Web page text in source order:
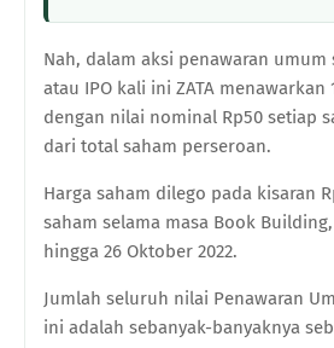
Nah, dalam aksi penawaran umum
atau IPO kali ini ZATA menawarkan
dengan nilai nominal Rp50 setiap
dari total saham perseroan.
Harga saham dilego pada kisaran
saham selama masa Book
hingga 26 Oktober 2022.
Jumlah seluruh nilai Penawaran
ini adalah sebanyak-banyaknya